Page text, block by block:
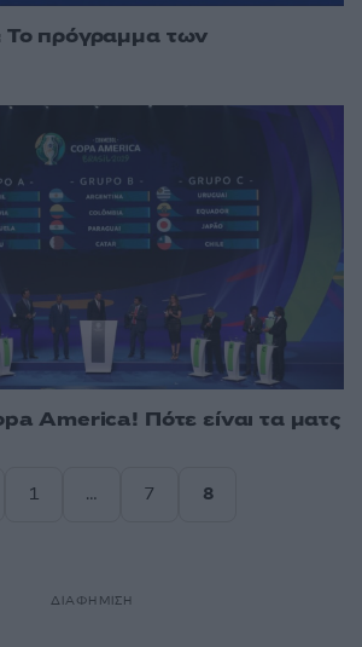
πρόγραμμα των
America! Πότε είναι τα ματς
1
…
7
8
ΔΙΑΦΗΜΙΣΗ